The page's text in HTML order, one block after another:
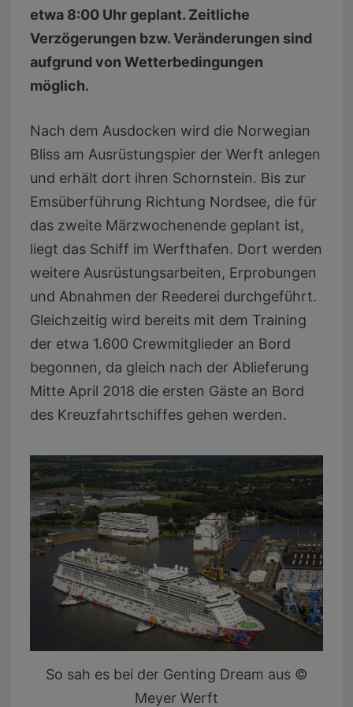
etwa 8:00 Uhr geplant. Zeitliche
Verzögerungen bzw. Veränderungen sind
aufgrund von Wetterbedingungen
möglich.
Nach dem Ausdocken wird die Norwegian
Bliss am Ausrüstungspier der Werft anlegen
und erhält dort ihren Schornstein. Bis zur
Emsüberführung Richtung Nordsee, die für
das zweite Märzwochenende geplant ist,
liegt das Schiff im Werfthafen. Dort werden
weitere Ausrüstungsarbeiten, Erprobungen
und Abnahmen der Reederei durchgeführt.
Gleichzeitig wird bereits mit dem Training
der etwa 1.600 Crewmitglieder an Bord
begonnen, da gleich nach der Ablieferung
Mitte April 2018 die ersten Gäste an Bord
des Kreuzfahrtschiffes gehen werden.
So sah es bei der Genting Dream aus ©
Meyer Werft